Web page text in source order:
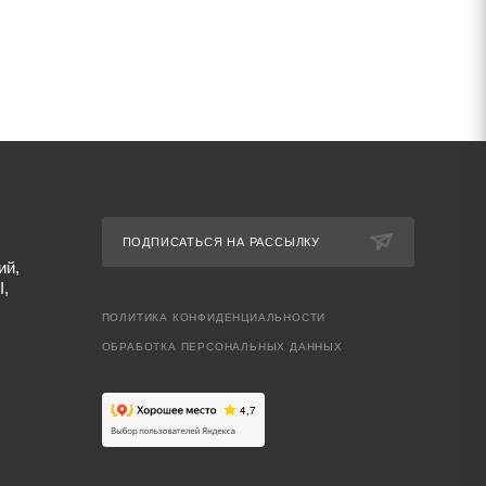
ПОДПИСАТЬСЯ НА РАССЫЛКУ
ПОЛИТИКА КОНФИДЕНЦИАЛЬНОСТИ
ОБРАБОТКА ПЕРСОНАЛЬНЫХ ДАННЫХ